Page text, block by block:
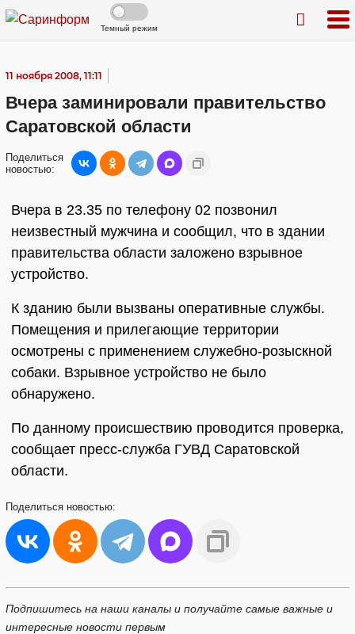
Темный режим
11 ноября 2008, 11:11
Вчера заминировали правительство
Саратовской области
Поделиться
новостью:
Вчера в 23.35 по телефону 02 позвонил
неизвестный мужчина и сообщил, что в здании
правительства области заложено взрывное
устройство.
К зданию были вызваны оперативные службы.
Помещения и прилегающие территории
осмотрены с применением служебно-розыскной
собаки. Взрывное устройство не было
обнаружено.
По данному происшествию проводится проверка,
сообщает пресс-служба ГУВД Саратовской
области.
Поделиться новостью:
Подпишитесь на наши каналы и получайте самые важные и
интересные новости первым